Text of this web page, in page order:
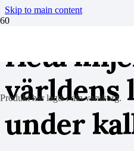
Skip to main content
Produkthar lagts i din varukorg.
Heta
världens
under